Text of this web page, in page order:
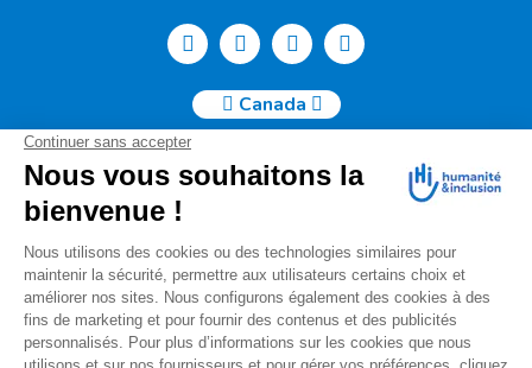
Canada
Humanité & Inclusion Canada | 50, Sainte-Catherine Ouest -
Suite 500b | H2X 3V4 Montréal
info@canada.hi.org
Tél. : (514) 908-2813